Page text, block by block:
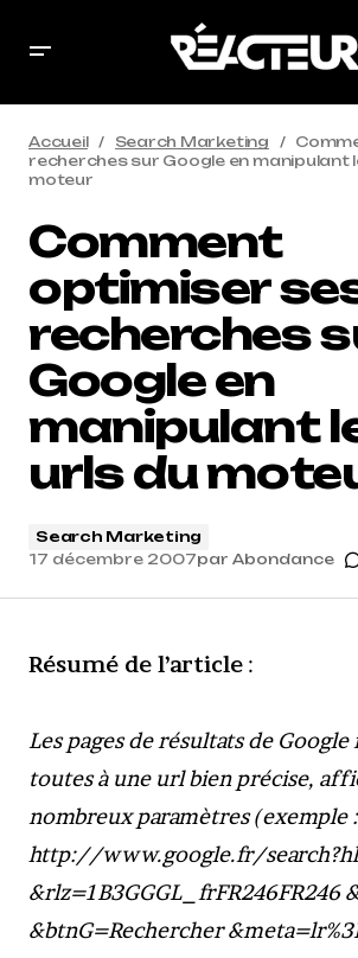
Accueil Search Marketing
recherches sur Google en manipulant
moteur
Comment
optimiser
recherches
Google en
manipulant
urls du
Search Marketing
17 décembre 2007par Abondance
Résumé de l’article :
Les pages de résultats de
toutes à une url bien précise,
nombreux paramètres (exemple :
http://www.google.fr/
&rlz=1B3GGGL_frFR246FR246
&btnG=Rechercher